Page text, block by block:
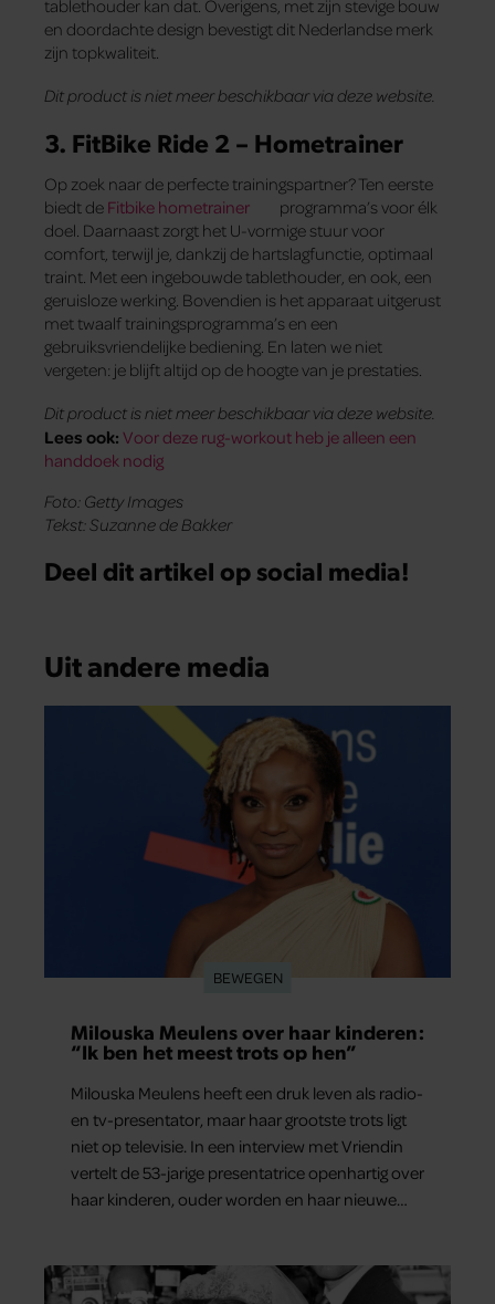
tablethouder kan dat. Overigens, met zijn stevige bouw
en doordachte design bevestigt dit Nederlandse merk
zijn topkwaliteit.
Dit product is niet meer beschikbaar via deze website.
3. FitBike Ride 2 – Hometrainer
Op zoek naar de perfecte trainingspartner? Ten eerste
biedt de Fitbike hometrainer
programma’s voor élk
doel. Daarnaast zorgt het U-vormige stuur voor
comfort, terwijl je, dankzij de hartslagfunctie, optimaal
traint. Met een ingebouwde tablethouder, en ook, een
geruisloze werking. Bovendien is het apparaat uitgerust
met twaalf trainingsprogramma’s en een
gebruiksvriendelijke bediening. En laten we niet
vergeten: je blijft altijd op de hoogte van je prestaties.
Dit product is niet meer beschikbaar via deze website.
Lees ook: Voor deze rug-workout heb je alleen een
handdoek nodig
Foto: Getty Images
Tekst: Suzanne de Bakker
Deel dit artikel op social media!
Uit andere media
BEWEGEN
Milouska Meulens over haar kinderen:
“Ik ben het meest trots op hen”
Milouska Meulens heeft een druk leven als radio-
en tv-presentator, maar haar grootste trots ligt
niet op televisie. In een interview met Vriendin
vertelt de 53-jarige presentatrice openhartig over
haar kinderen, ouder worden en haar nieuwe
dag het meest bezighouden.